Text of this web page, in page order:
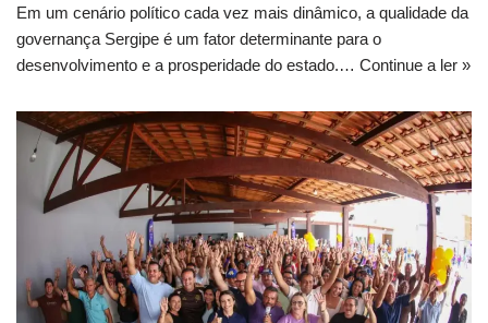
Em um cenário político cada vez mais dinâmico, a qualidade da
governança Sergipe é um fator determinante para o
desenvolvimento e a prosperidade do estado.… Continue a ler »